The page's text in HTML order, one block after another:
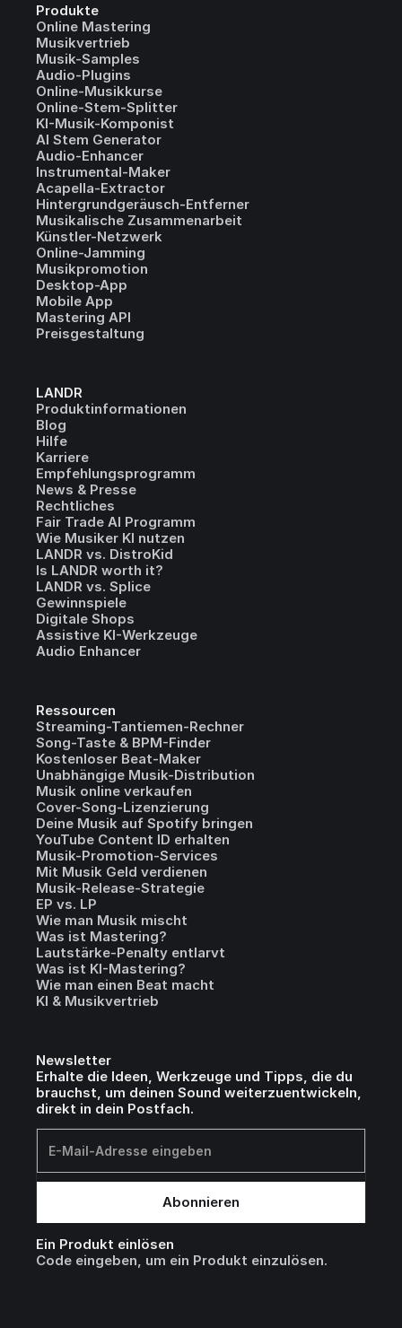
Produkte
Online Mastering
Musikvertrieb
Musik-Samples
Audio-Plugins
Online-Musikkurse
Online-Stem-Splitter
KI-Musik-Komponist
AI Stem Generator
Audio-Enhancer
Instrumental-Maker
Acapella-Extractor
Hintergrundgeräusch-Entferner
Musikalische Zusammenarbeit
Künstler-Netzwerk
Online-Jamming
Musikpromotion
Desktop-App
Mobile App
Mastering API
Preisgestaltung
LANDR
Produktinformationen
Blog
Hilfe
Karriere
Empfehlungsprogramm
News & Presse
Rechtliches
Fair Trade AI Programm
Wie Musiker KI nutzen
LANDR vs. DistroKid
Is LANDR worth it?
LANDR vs. Splice
Gewinnspiele
Digitale Shops
Assistive KI-Werkzeuge
Audio Enhancer
Ressourcen
Streaming-Tantiemen-Rechner
Song-Taste & BPM-Finder
Kostenloser Beat-Maker
Unabhängige Musik-Distribution
Musik online verkaufen
Cover-Song-Lizenzierung
Deine Musik auf Spotify bringen
YouTube Content ID erhalten
Musik-Promotion-Services
Mit Musik Geld verdienen
Musik-Release-Strategie
EP vs. LP
Wie man Musik mischt
Was ist Mastering?
Lautstärke-Penalty entlarvt
Was ist KI-Mastering?
Wie man einen Beat macht
KI & Musikvertrieb
Newsletter
Erhalte die Ideen, Werkzeuge und Tipps, die du
brauchst, um deinen Sound weiterzuentwickeln,
direkt in dein Postfach.
Ein Produkt einlösen
Code eingeben, um ein Produkt einzulösen.